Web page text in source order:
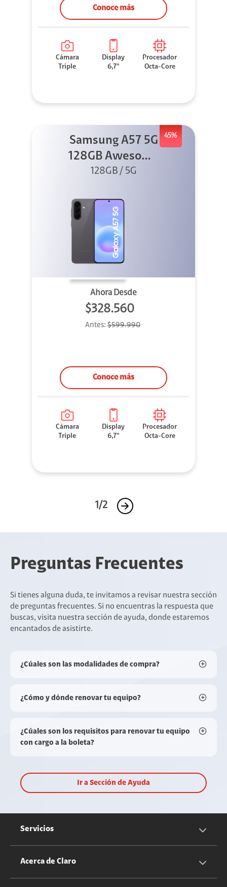
Conoce más
Cámara
Triple
Display
6,7"
Procesador
Octa-Core
45%
Samsung A57 5G
128GB Awesome
Gray
128GB / 5G
Ahora Desde
$328.560
Antes: $599.990
Conoce más
Cámara
Triple
Display
6,7"
Procesador
Octa-Core
1/2
Preguntas Frecuentes
Si tienes alguna duda, te invitamos a revisar nuestra sección
de preguntas frecuentes. Si no encuentras la respuesta que
buscas, visita nuestra sección de ayuda, donde estaremos
encantados de asistirte.
¿Cúales son las modalidades de compra?
¿Cómo y dónde renovar tu equipo?
¿Cúales son los requisitos para renovar tu equipo
con cargo a la boleta?
Ir a Sección de Ayuda
Servicios
Servicios Móviles
Acerca de Claro